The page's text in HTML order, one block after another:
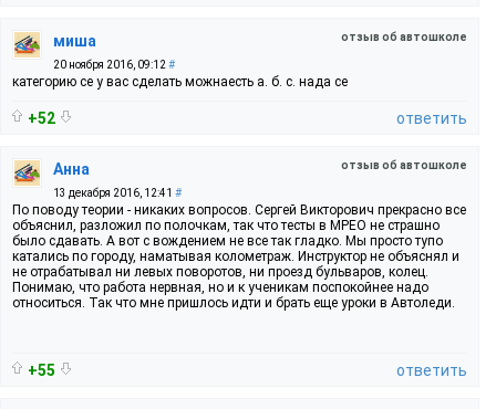
отзыв об автошколе
миша
20 ноября 2016, 09:12 #
категорию се у вас сделать можнаесть а. б. с. нада се
+52 ответить
отзыв об автошколе
Анна
13 декабря 2016, 12:41 #
По поводу теории - никаких вопросов. Сергей Викторович прекрасно все
объяснил, разложил по полочкам, так что тесты в МРЕО не страшно
было сдавать. А вот с вождением не все так гладко. Мы просто тупо
катались по городу, наматывая колометраж. Инструктор не объяснял и
не отрабатывал ни левых поворотов, ни проезд бульваров, колец.
Понимаю, что работа нервная, но и к ученикам поспокойнее надо
относиться. Так что мне пришлось идти и брать еще уроки в Автоледи.
+55 ответить